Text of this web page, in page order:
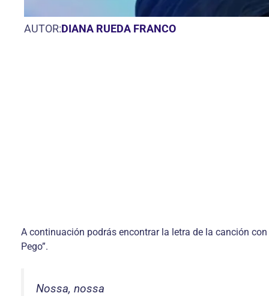
AUTOR:DIANA RUEDA FRANCO
A continuación podrás encontrar la letra de la canción
Pego”.
Nossa, nossa